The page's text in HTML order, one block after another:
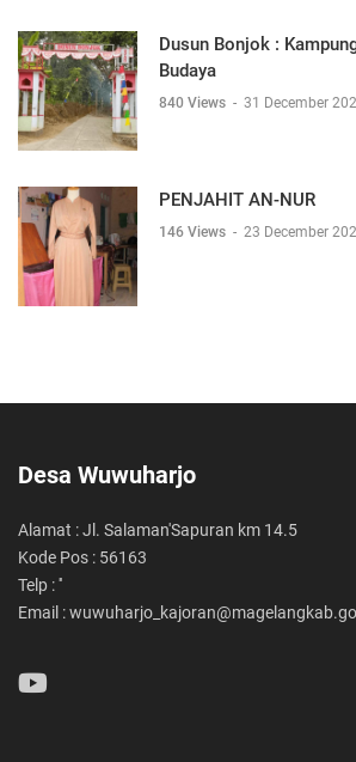
Dusun Bonjok :
Budaya
840 Views - 31 December
PENJAHIT AN-NUR
146 Views - 23 December
Desa Wuwuharjo
Alamat : Jl. Salaman'Sapuran km 14.5
Kode Pos : 56163
Telp : ''
Email :